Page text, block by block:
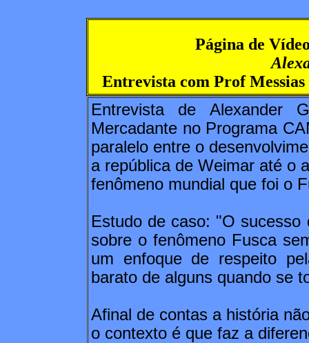
Página de
Entrevista com Prof
Entrevista de Alexander
Mercadante no Programa
paralelo entre o
a república de Weimar até o
fenômeno mundial que foi o
Estudo de caso: "O sucesso
sobre o fenômeno Fusca
um enfoque de respeito
barato de alguns quando se
Afinal de contas a história
o contexto é que faz a